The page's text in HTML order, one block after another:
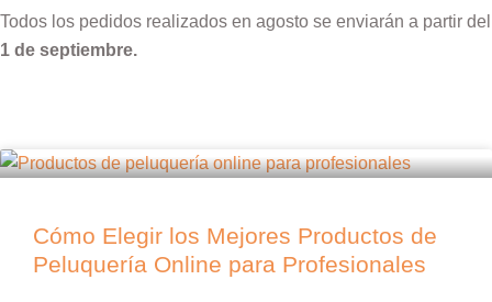
Todos los pedidos realizados en agosto se enviarán a partir del
1 de septiembre.
Cómo Elegir los Mejores Productos de
Peluquería Online para Profesionales